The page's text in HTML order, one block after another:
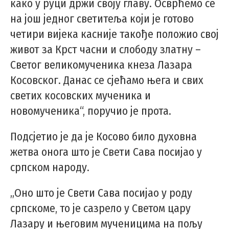
како у руци држи своју главу. Осврћемо се
на још једног светитеља који је готово
четири вијека касније такође положио свој
живот за Крст часни и слободу златну –
Светог великомученика кнеза Лазара
Косовског. Данас се сјећамо њега и свих
светих косовских мученика и
новомученика“, поручио је прота.
Подсјетио је да је Косово било духовна
жетва онога што је Свети Сава посијао у
српском народу.
„Оно што је Свети Сава посијао у роду
српскоме, то је сазрело у Светом цару
Лазару и његовим мученицима на пољу